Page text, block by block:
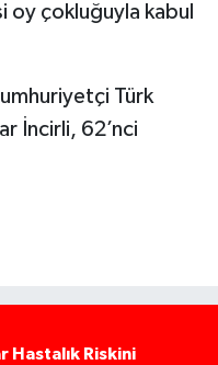
oy çokluğuyla kabul
Türk
İncirli, 62’nci
Hastalık Riskini